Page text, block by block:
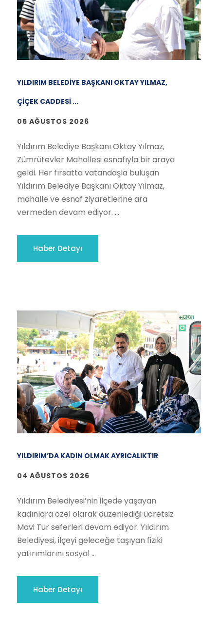
YILDIRIM BELEDİYE BAŞKANI OKTAY YILMAZ,
ÇİÇEK CADDESİ ...
05 AĞUSTOS 2026
Yıldırım Belediye Başkanı Oktay Yılmaz,
Zümrütevler Mahallesi esnafıyla bir araya
geldi. Her fırsatta vatandaşla buluşan
Yıldırım Belediye Başkanı Oktay Yılmaz,
mahalle ve esnaf ziyaretlerine ara
vermeden devam ediyor. ...
Haber Detayı
YILDIRIM’DA KADIN OLMAK AYRICALIKTIR
04 AĞUSTOS 2026
Yıldırım Belediyesi’nin ilçede yaşayan
kadınlara özel olarak düzenlediği ücretsiz
Mavi Tur seferleri devam ediyor. Yıldırım
Belediyesi, ilçeyi geleceğe taşıyan fiziki
yatırımlarını sosyal ...
Haber Detayı